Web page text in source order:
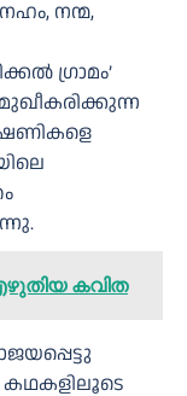
നന്മ,
ഗ്രാമം’
കവിത